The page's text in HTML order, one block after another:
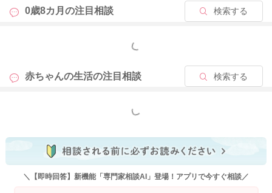
0歳8カ月の注目相談 検索する
もっと見る
赤ちゃんの生活の注目相談 検索する
もっと見る
＼【即時回答】新機能「専門家相談AI」登場！アプリで今すぐ相談／